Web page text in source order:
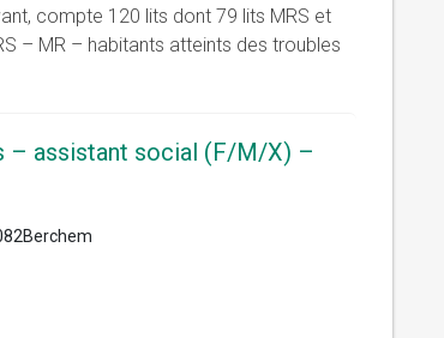
compte 120 lits dont 79 lits MRS et
– MR – habitants atteints des troubles
– assistant social (F/M/X) –